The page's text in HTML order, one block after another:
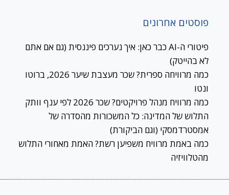
פוסטים אחרונים
פיטורי ה-AI כבר כאן: איך נערכים פיננסית (גם אם אתם
לא בהייטק)
כמה מרוויחה ספרית? שכר מעצבת שיער 2026, ברוטו
ונטו
כמה מרוויח מנהל פרויקטים? שכר 2026 לפי ענף וותק
התלוש של המדינה: כל המשכורות מהסדרה של
אמסטרדמסקי (וגם הביקורת)
כמה באמת מרוויח משפיען רשת? האמת מאחורי התלוש
מהטלוויזיה